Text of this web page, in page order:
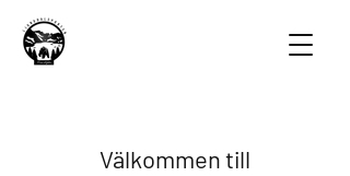
Välkommen till